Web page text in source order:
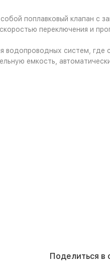
поплавковый клапан с
переключения и
водопроводных систем, где
емкость,
Поделиться в